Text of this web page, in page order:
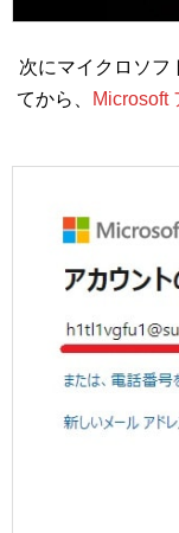
次にマイクロソフ
てから、
Microsoft